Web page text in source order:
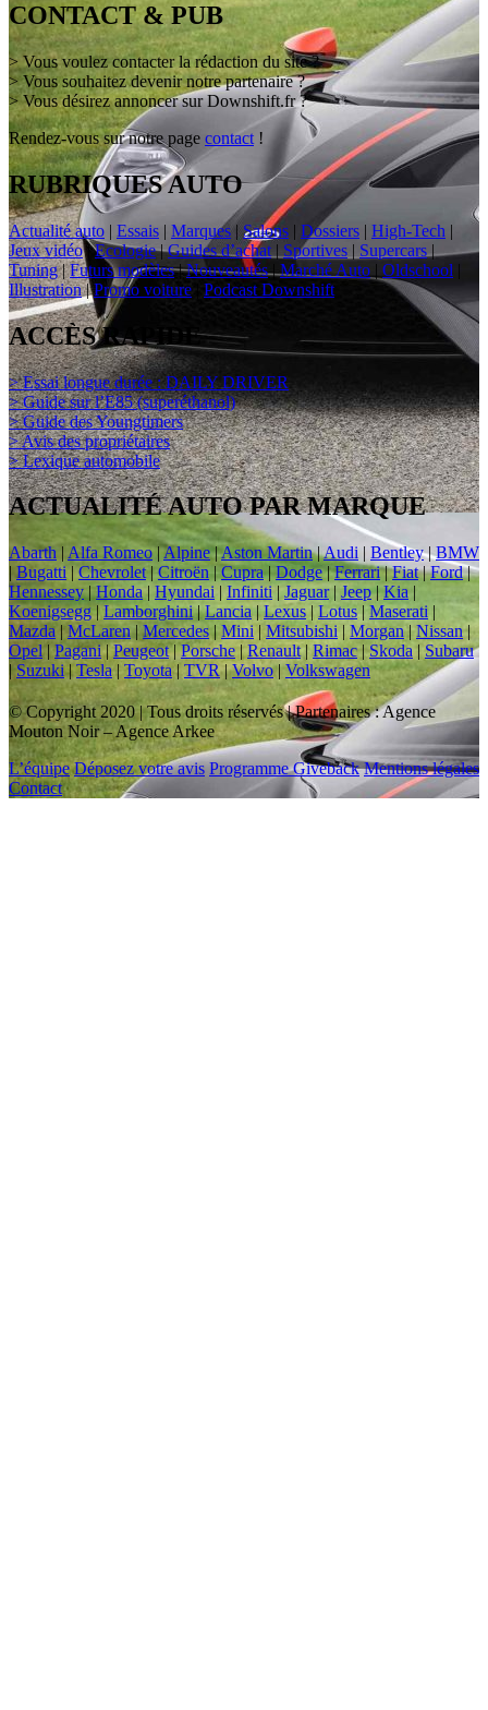
CONTACT & PUB
> Vous voulez contacter la rédaction du site ?
> Vous souhaitez devenir notre partenaire ?
> Vous désirez annoncer sur Downshift.fr ?
Rendez-vous sur notre page contact !
RUBRIQUES AUTO
Actualité auto | Essais | Marques |Salons | Dossiers | High-Tech |
Jeux vidéo|Ecologie|Guides d’achat | Sportives | Supercars |
Tuning|Futurs modèles|Nouveautés|Marché Auto | Oldschool |
Illustration|Promo voiture Podcast Downshift
ACCÈS RAPIDE
> Essai longue durée : DAILY DRIVER
> Guide sur l’E85 (superéthanol)
> Guide des Youngtimers
> Avis des propriétaires
> Lexique automobile
ACTUALITÉ AUTO PAR MARQUE
Abarth | Alfa Romeo|Alpine|Aston Martin|Audi | Bentley|BMW
| Bugatti|Chevrolet|Citroën |Cupra | Dodge|Ferrari|Fiat|Ford|
Hennessey| Honda| Hyundai |Infiniti | Jaguar| Jeep|Kia |
Koenigsegg|Lamborghini|Lancia|Lexus | Lotus| Maserati |
Mazda |McLaren|Mercedes | Mini | Mitsubishi | Morgan|Nissan|
Opel | Pagani|Peugeot|Porsche | Renault| Rimac|Skoda | Subaru
| Suzuki|Tesla| Toyota | TVR|Volvo|Volkswagen
© Copyright 2020 | Tous droits réservés | Partenaires : Agence
Mouton Noir – Agence Arkee
L’équipe Déposez votre avis Programme Giveback Mentions légales
Contact